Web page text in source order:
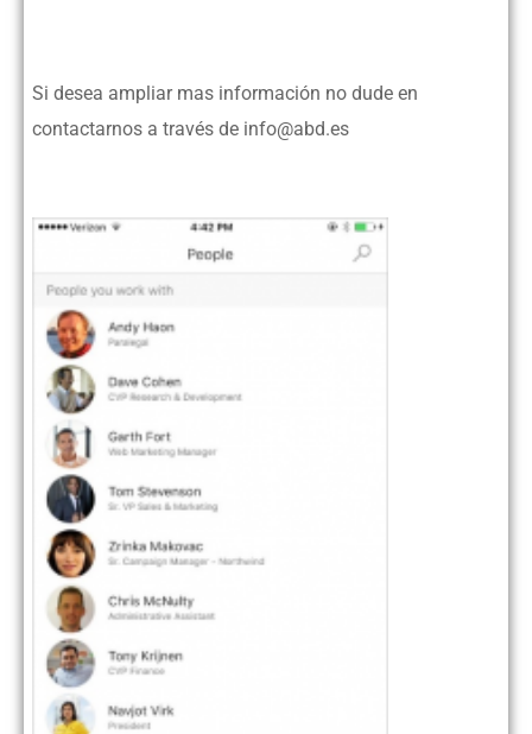
Si desea ampliar mas información no dude en
contactarnos a través de info@abd.es